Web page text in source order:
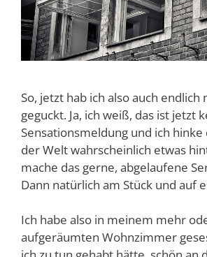
So, jetzt hab ich also auch
geguckt. Ja, ich weiß, das ist jetzt
Sensationsmeldung und ich hinke
der Welt wahrscheinlich etwas
mache das gerne, abgelaufene
Dann natürlich am Stück und auf
Ich habe also in meinem mehr
aufgeräumten Wohnzimmer